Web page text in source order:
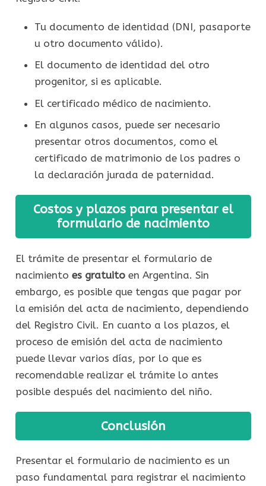
Tu documento de identidad (DNI, pasaporte
u otro documento válido).
El documento de identidad del otro
progenitor, si es aplicable.
El certificado médico de nacimiento.
En algunos casos, puede ser necesario
presentar otros documentos, como el
certificado de matrimonio de los padres o
la declaración jurada de paternidad.
Costos y plazos para presentar el
formulario de nacimiento
El trámite de presentar el formulario de
nacimiento es gratuitoen Argentina. Sin
embargo, es posible que tengas que pagar por
la emisión del acta de nacimiento, dependiendo
del Registro Civil. En cuanto a los plazos, el
proceso de emisión del acta de nacimiento
puede llevar varios días, por lo que es
recomendable realizar el trámite lo antes
posible después del nacimiento del niño.
Conclusión
Presentar el formulario de nacimiento es un
paso fundamental para registrar el nacimiento